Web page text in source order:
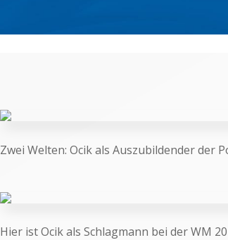
Zwei Welten: Ocik als Auszubildender der
Hier ist Ocik als Schlagmann bei der WM